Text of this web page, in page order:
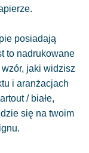
posiadają
to nadrukowane
jaki widzisz
i aranżacjach
/ białe,
się na twoim